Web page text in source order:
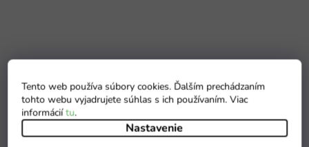
Tento web používa súbory cookies. Ďalším prechádzaním
tohto webu vyjadrujete súhlas s ich používaním. Viac
informáciítu.
Nastavenie